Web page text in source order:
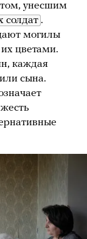
унесшим
солдат .
могилы
цветами.
каждая
сына.